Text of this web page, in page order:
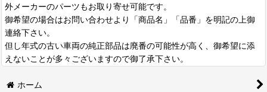
外メーカーのパーツもお取り寄せ可能です。
御希望の場合はお問い合わせより「商品名」「品番」を明記の上御
連絡下さい。
但し年式の古い車両の純正部品は廃番の可能性が高く、御希望に添
えないことが多々ございますので御了承下さい。
ホーム